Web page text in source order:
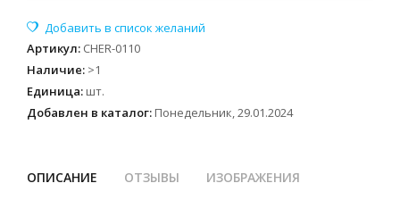
Артикул: CHER-0110
Наличие: >1
Единица: шт.
Добавлен в каталог: Понедельник, 29.01.2024
ОПИСАНИЕ ОТЗЫВЫ ИЗОБРАЖЕНИЯ